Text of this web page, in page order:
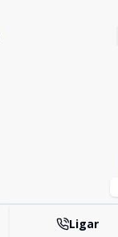
Ligar